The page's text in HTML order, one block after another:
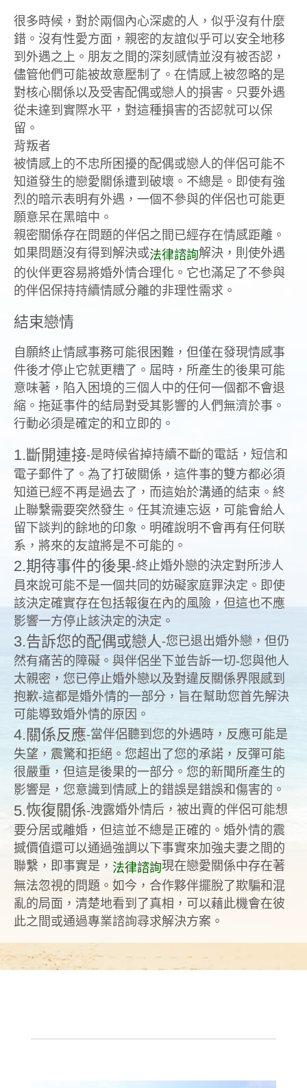
很多時候，對於兩個內心深處的人，似乎沒有什麼
錯。沒有性愛方面，親密的友誼似乎可以安全地移
到外遇之上。朋友之間的深刻感情並沒有被否認，
儘管他們可能被故意壓制了。在情感上被忽略的是
對核心關係以及受害配偶或戀人的損害。只要外遇
從未達到實際水平，對這種損害的否認就可以保
留。
背叛者
被情感上的不忠所困擾的配偶或戀人的伴侶可能不
知道發生的戀愛關係遭到破壞。不總是。即使有強
烈的暗示表明有外遇，一個不參與的伴侶也可能更
願意呆在黑暗中。
親密關係存在問題的伴侶之間已經存在情感距離。
如果問題沒有得到解決或法律諮詢解決，則使外遇
的伙伴更容易將婚外情合理化。它也滿足了不參與
的伴侶保持持續情感分離的非理性需求。
結束戀情
自願終止情感事務可能很困難，但僅在發現情感事
件後才停止它就更糟了。屆時，所產生的後果可能
意味著，陷入困境的三個人中的任何一個都不會退
縮。拖延事件的結局對受其影響的人們無濟於事。
行動必須是確定的和立即的。
1.斷開連接-是時候省掉持續不斷的電話，短信和
電子郵件了。為了打破關係，這件事的雙方都必須
知道已經不再是過去了，而這始於溝通的結束。終
止聯繫需要突然發生。任其流連忘返，可能會給人
留下談判的餘地的印象。明確說明不會再有任何联
系，將來的友誼將是不可能的。
2.期待事件的後果-終止婚外戀的決定對所涉人
員來說可能不是一個共同的妨礙家庭罪決定。即使
該決定確實存在包括報復在內的風險，但這也不應
影響一方停止該決定的決定。
3.告訴您的配偶或戀人-您已退出婚外戀，但仍
然有痛苦的障礙。與伴侶坐下並告訴一切-您與他人
太親密，您已停止婚外戀以及對違反關係界限感到
抱歉-這都是婚外情的一部分，旨在幫助您首先解決
可能導致婚外情的原因。
4.關係反應-當伴侶聽到您的外遇時，反應可能是
失望，震驚和拒絕。您超出了您的承諾，反彈可能
很嚴重，但這是後果的一部分。您的新聞所產生的
影響是，您意識到情感上的錯誤是錯誤和傷害的。
5.恢復關係-洩露婚外情后，被出賣的伴侶可能想
要分居或離婚，但這並不總是正確的。婚外情的震
撼價值還可以通過強調以下事實來加強夫妻之間的
聯繫，即事實是， 法律諮詢現在戀愛關係中存在著
無法忽視的問題。如今，合作夥伴擺脫了欺騙和混
亂的局面，清楚地看到了真相，可以藉此機會在彼
此之間或通過專業諮詢尋求解決方案。